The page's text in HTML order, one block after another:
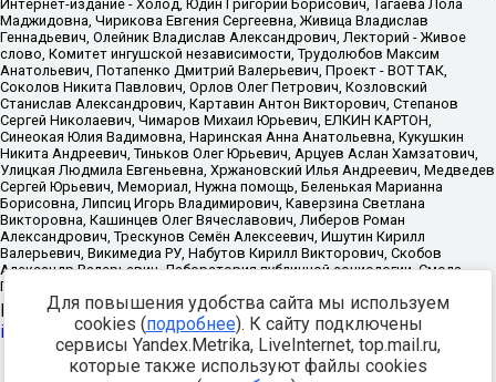
Источник:https://minjust.gov.ru/uploaded/files/reestr-
inostrannyih-agentov-22-03-2024.pdfданные на22.03.2024
Разработка -
Для повышения удобства сайта мы используем
cookies (подробнее). К сайту подключены
сервисы Yandex.Metrika, LiveInternet, top.mail.ru,
которые также используют файлы cookies